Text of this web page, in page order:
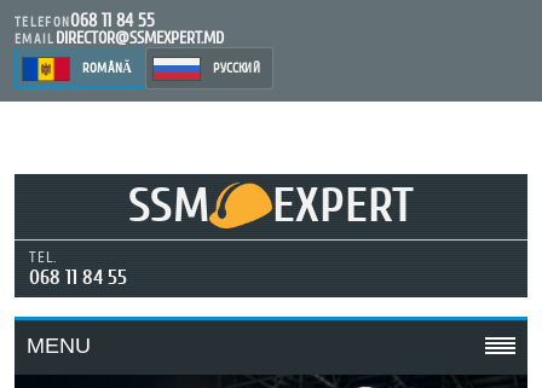
TELEFON068 11 84 55
EMAIL DIRECTOR@SSMEXPERT.MD
ROMÂNĂ РУССКИЙ
SSM EXPERT
TEL.
068 11 84 55
MENU